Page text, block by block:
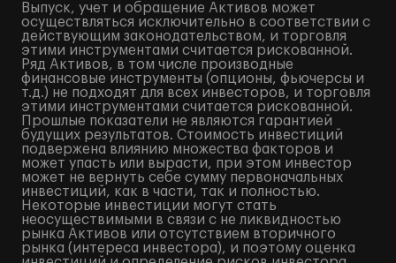
Выпуск, учет и обращение Активов может
осуществляться исключительно в соответствии с
действующим законодательством, и торговля
этими инструментами считается рискованной.
Ряд Активов, в том числе производные
финансовые инструменты (опционы, фьючерсы и
т.д.) не подходят для всех инвесторов, и торговля
этими инструментами считается рискованной.
Прошлые показатели не являются гарантией
будущих результатов. Стоимость инвестиций
подвержена влиянию множества факторов и
может упасть или вырасти, при этом инвестор
может не вернуть себе сумму первоначальных
инвестиций, как в части, так и полностью.
Некоторые инвестиции могут стать
неосуществимыми в связи с не ликвидностью
рынка Активов или отсутствием вторичного
рынка (интереса инвестора), и поэтому оценка